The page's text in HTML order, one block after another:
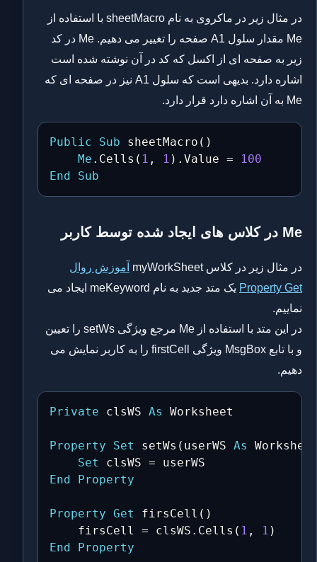
در مثال زیر در ماکروی به نام sheetMacro با استفاده از
Me مقدار سلول A1 صفحه را تغییر می دهیم. Me در کد
زیر به صفحه ای از اکسل که کد در آن نوشته شده است
اشاره دارد. بدیهی است که سلول A1 نیز در صفحه ای که
Me به آن اشاره دارد قرار دارد.
Public Sub sheetMacro ( )
Me . Cells ( 1 , 1 ) . Value =
100
End
Sub
Me در کلاس های ایجاد شده توسط کاربر
در مثال زیر در کلاس myWorkSheet
آموزش روال
Property Get
یک متد جدید به نام meKeyword ایجاد می
نماییم.
در این متد با استفاده از Me مرجع ویژگی setWs را تعیین
و با تابع MsgBox ویژگی firstCell را به کاربر نمایش می
دهیم.
Private clsWS As Worksheet
Property Set setWs ( userWS As
Set
clsWS =
End
Property
Property Get firsCell ( )
    firsCell
= clsWS . Cells ( 1 , 1 )
End
Property